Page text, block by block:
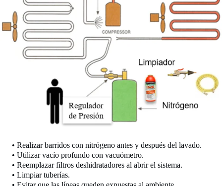
• Realizar barridos con nitrógeno antes y después del lavado.
• Utilizar vacío profundo con vacuómetro.
• Reemplazar filtros deshidratadores al abrir el sistema.
• Limpiar tuberías.